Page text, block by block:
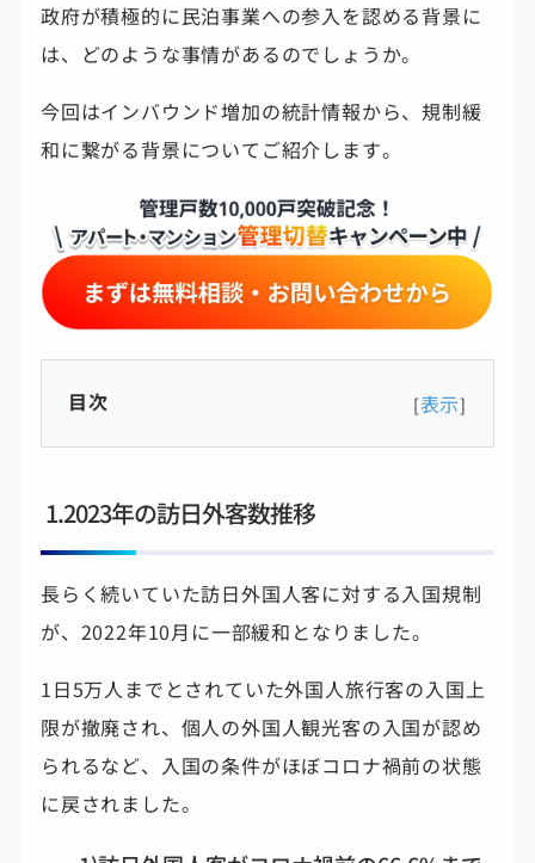
政府が積極的に民泊事業への参入を認める背景に
は、どのような事情があるのでしょうか。
今回はインバウンド増加の統計情報から、規制緩
和に繋がる背景についてご紹介します。
目次 [表示]
1.2023年の訪日外客数推移
長らく続いていた訪日外国人客に対する入国規制
が、2022年10月に一部緩和となりました。
1日5万人までとされていた外国人旅行客の入国上
限が撤廃され、個人の外国人観光客の入国が認め
られるなど、入国の条件がほぼコロナ禍前の状態
に戻されました。